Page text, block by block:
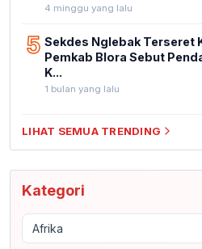
4 minggu yang lalu
5 Sekdes Nglebak Terseret
Pemkab Blora Sebut
K...
1 bulan yang lalu
LIHAT SEMUA TRENDING
Kategori
Afrika